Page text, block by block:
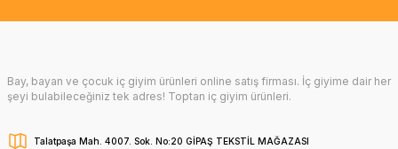
Bay, bayan ve çocuk iç giyim ürünleri online satış firması. İç giyime dair her
şeyi bulabileceğiniz tek adres! Toptan iç giyim ürünleri.
Talatpaşa Mah. 4007. Sok. No:20 GİPAŞ TEKSTİL MAĞAZASI